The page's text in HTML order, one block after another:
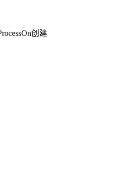
创建